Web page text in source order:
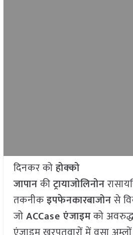
दिनकर कोहोक्को
जापानकीट्रायाजोलिनोन
तकनीकइपफेनकारबाजोनसे
जोACCase एंजाइमको